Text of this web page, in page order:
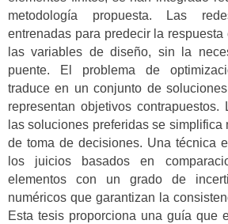
metodología propuesta. Las
entrenadas para predecir la respuesta
las variables de diseño, sin la
puente. El problema de
traduce en un conjunto de
representan objetivos
las soluciones preferidas se simplifica
de toma de decisiones. Una técnica
los juicios basados en
elementos con un grado de
numéricos que garantizan la
Esta tesis proporciona una guía que